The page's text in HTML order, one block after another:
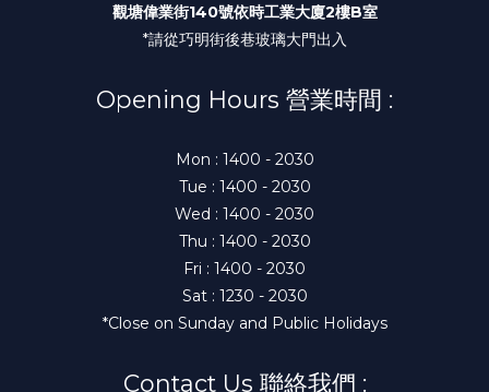
觀塘偉業街140號依時工業大廈2樓B室
*請從巧明街後巷玻璃大門出入
Opening Hours 營業時間 :
Mon : 1400 - 2030
Tue : 1400 - 2030
Wed : 1400 - 2030
Thu : 1400 - 2030
Fri : 1400 - 2030
Sat : 1230 - 2030
*Close on Sunday and Public Holidays
Contact Us 聯絡我們 :